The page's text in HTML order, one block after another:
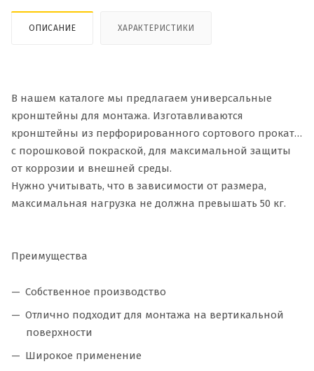
ОПИСАНИЕ ХАРАКТЕРИСТИКИ
В нашем каталоге мы предлагаем универсальные
кронштейны для монтажа. Изготавливаются
кронштейны из перфорированного сортового проката
с порошковой покраской, для максимальной защиты
от коррозии и внешней среды.
Нужно учитывать, что в зависимости от размера,
максимальная нагрузка не должна превышать 50 кг.
Преимущества
Собственное производство
Отлично подходит для монтажа на вертикальной
поверхности
Широкое применение